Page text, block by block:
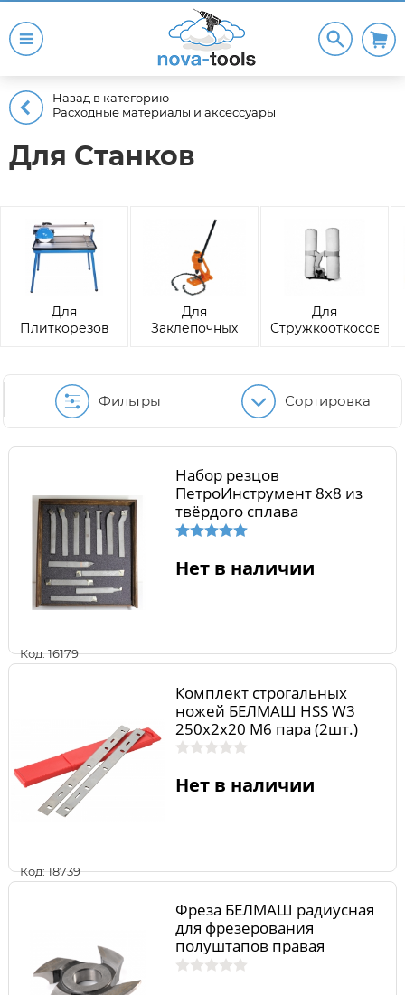
Назад в категорию
Расходные материалы и аксессуары
Для Станков
Для
Плиткорезов
Для
Заклепочных
Для
Стружкооткосов
Фильтры Сортировка
Код: 16179
Набор резцов
ПетроИнструмент 8х8 из
твёрдого сплава
Нет в наличии
Код: 18739
Комплект строгальных
ножей БЕЛМАШ HSS W3
250х2х20 M6 пара (2шт.)
RN061A
Нет в наличии
Фреза БЕЛМАШ радиусная
для фрезерования
полуштапов правая
125х32х8 мм RF0027AVKR